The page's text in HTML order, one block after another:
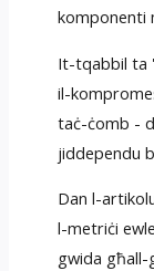
komponenti
It-tqabbil ta
il-
taċ-ċomb -
jiddependu
Dan l-
l-metriċi
gwida